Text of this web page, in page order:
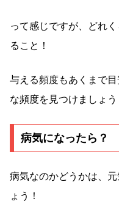
って感じですが、どれ
ること！
与える頻度もあくまで
な頻度を見つけましょう
病気になったら？
病気なのかどうかは、
ょう！